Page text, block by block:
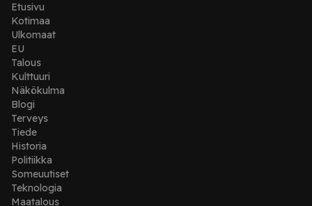
Etusivu
Kotimaa
Ulkomaat
EU
Talous
Kulttuuri
Näkökulma
Blogi
Terveys
Tiede
Historia
Politiikka
Someuutiset
Teknologia
Maatalous